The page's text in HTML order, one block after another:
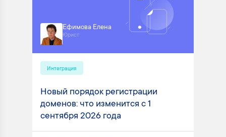
Ефимова Елена
Юрист
Интеграция
Новый порядок регистрации
доменов: что изменится с 1
сентября 2026 года